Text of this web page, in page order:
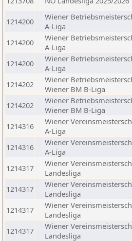
1214200
Wiener
A-Liga
1214200
Wiener
A-Liga
1214200
Wiener
A-Liga
1214202
Wiener
Wiener BM B-Liga
1214202
Wiener
Wiener BM B-Liga
1214316
Wiener
A-Liga
1214316
Wiener
A-Liga
1214317
Wiener
Landesliga
1214317
Wiener
Landesliga
1214317
Wiener
Landesliga
1214317
Wiener
Landesliga